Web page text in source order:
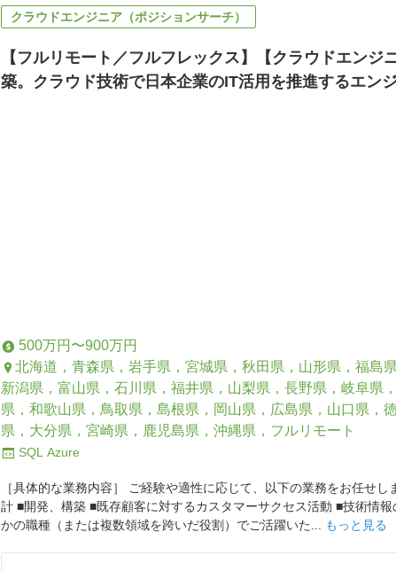
クラウドエンジニア（ポジションサーチ）
【フルリモート／フルフレックス】【クラウドエン
築。クラウド技術で日本企業のIT活用を推進するエン
500万円〜900万円
北海道，青森県，岩手県，宮城県，秋田県，山形県，福島
新潟県，富山県，石川県，福井県，山梨県，長野県，岐阜県
県，和歌山県，鳥取県，島根県，岡山県，広島県，山口県，
県，大分県，宮崎県，鹿児島県，沖縄県，フルリモート
SQL Azure
［具体的な業務内容］ ご経験や適性に応じて、以下の業務をお任せ
計 ■開発、構築 ■既存顧客に対するカスタマーサクセス活動 ■技術情
かの職種（または複数領域を跨いだ役割）でご活躍いた...
もっと見る